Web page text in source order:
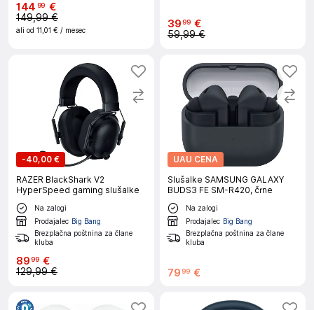
144 99 €
149,99 €
ali od 11,01 € / mesec 3999 €
59,99 €
-40,00 €
RAZER BlackShark V2
HyperSpeed gaming slušalke
Na zalogi
Prodajalec Big Bang
Brezplačna poštnina za člane
kluba
8999 €
129,99 €
UAU CENA
Slušalke SAMSUNG GALAXY
BUDS3 FE SM-R420, črne
Na zalogi
Prodajalec Big Bang
Brezplačna poštnina za člane
kluba
79 99 €